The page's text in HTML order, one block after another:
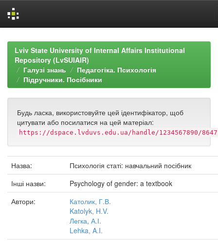
navigationLviv State University of Internal Affairs Institutional
Repository (LvSUIAIR)
Галузі знань
Педагогіка. Психологія
Підручники. Посібники
Будь ласка, використовуйте цей ідентифікатор, щоб
цитувати або посилатися на цей матеріал:
https://dspace.lvduvs.edu.ua/handle/1234567890/8647
Назва:
Психологія статі: навчальний посібник
Інші назви:
Psychology of gender: a textbook
Автори:
Католик, Г.В.
Katolyk, H.V.
Легка, А.І.
Lehka, A.I.